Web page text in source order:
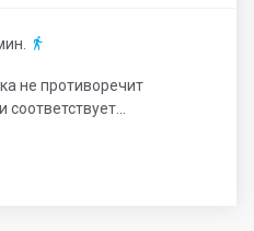

не противоречит